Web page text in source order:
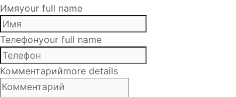
Имяyour full name
Телефонyour full name
Комментарийmore details